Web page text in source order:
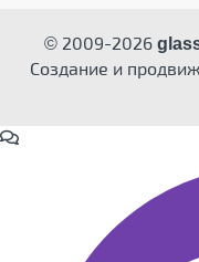
© 2009-2026
Создание и